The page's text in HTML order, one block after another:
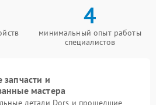
4
минимальный опыт работы
специалистов
и
мастера
детали Dors и прошедшие